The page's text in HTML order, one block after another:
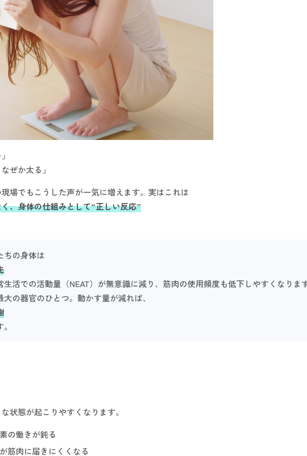
ぜか太る」
場でもこうした声が一気に増えます。実はこれは
、身体の仕組みとして“正しい反応”
ちの身体は
活での活動量（NEAT）が無意識に減り、筋肉の使用頻度も低下しやすくなりま
の器官のひとつ。動かす量が減れば、
状態が起こりやすくなります。
の働きが鈍る
筋肉に届きにくくなる